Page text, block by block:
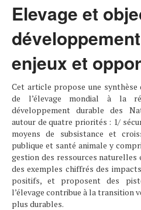
Elevage et
enjeux et
Cet article propose une
de l’élevage mondial à la
développement durable des
autour de quatre priorités : 1/
moyens de subsistance et
publique et santé animale y
gestion des ressources
des exemples chiffrés des
positifs, et proposent des
l’élevage contribue à la transition
plus durables.